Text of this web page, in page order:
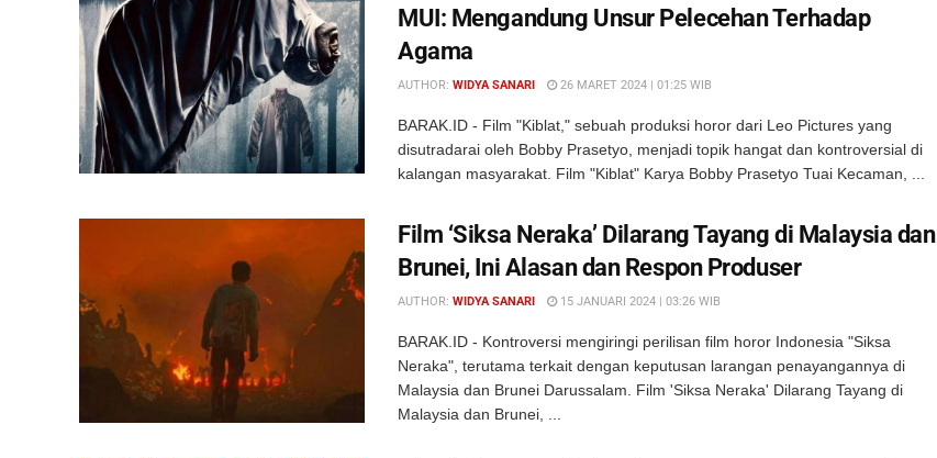
MUI: Mengandung Unsur Pelecehan Terhadap
Agama
AUTHOR: WIDYA SANARI 26 MARET 2024 | 01:25 WIB
BARAK.ID - Film "Kiblat," sebuah produksi horor dari Leo Pictures yang
disutradarai oleh Bobby Prasetyo, menjadi topik hangat dan kontroversial di
kalangan masyarakat. Film "Kiblat" Karya Bobby Prasetyo Tuai Kecaman, ...
Film ‘Siksa Neraka’ Dilarang Tayang di Malaysia dan
Brunei, Ini Alasan dan Respon Produser
AUTHOR: WIDYA SANARI 15 JANUARI 2024 | 03:26 WIB
BARAK.ID - Kontroversi mengiringi perilisan film horor Indonesia "Siksa
Neraka", terutama terkait dengan keputusan larangan penayangannya di
Malaysia dan Brunei Darussalam. Film 'Siksa Neraka' Dilarang Tayang di
Malaysia dan Brunei, ...